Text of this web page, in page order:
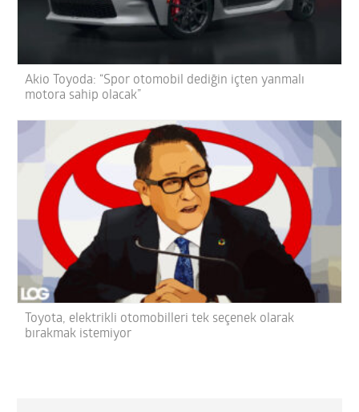
Akio Toyoda: “Spor otomobil dediğin içten yanmalı
motora sahip olacak”
Toyota, elektrikli otomobilleri tek seçenek olarak
bırakmak istemiyor